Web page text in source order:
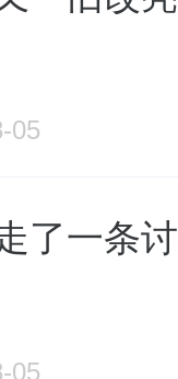
05
了一条讨
05